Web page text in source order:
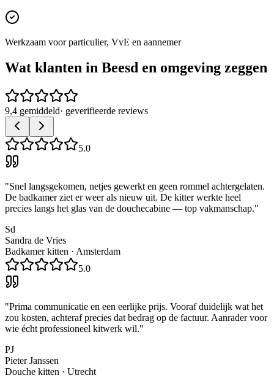
Werkzaam voor particulier, VvE en aannemer
Wat klanten in Beesd en omgeving zeggen
9,4 gemiddeld· geverifieerde reviews
5.0
"Snel langsgekomen, netjes gewerkt en geen rommel achtergelaten.
De badkamer ziet er weer als nieuw uit. De kitter werkte heel
precies langs het glas van de douchecabine — top vakmanschap."
Sd
Sandra de Vries
Badkamer kitten · Amsterdam
5.0
"Prima communicatie en een eerlijke prijs. Vooraf duidelijk wat het
zou kosten, achteraf precies dat bedrag op de factuur. Aanrader voor
wie écht professioneel kitwerk wil."
PJ
Pieter Janssen
Douche kitten · Utrecht